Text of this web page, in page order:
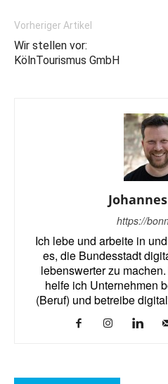
Vorheriger Artikel
Wir stellen vor:
KölnTourismus GmbH
https://
Ich lebe und arbeite in
es, die Bundesstadt
lebenswerter zu
helfe ich Unternehmen
(Beruf) und betreibe